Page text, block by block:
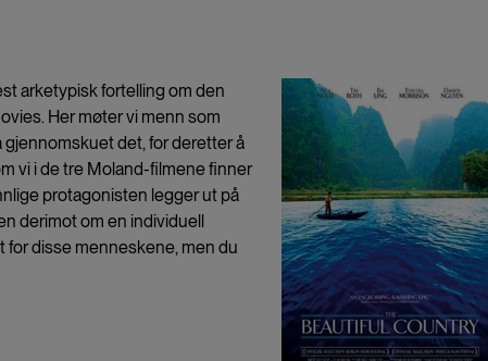
arketypisk fortelling om den
Her møter vi menn som
det, for deretter å
vi i de tre Moland-filmene finner
protagonisten legger ut på
derimot om en individuell
for disse menneskene, men du